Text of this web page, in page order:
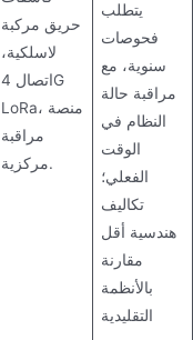
حريق مركبة
لاسلكية،
اتصال 4G
LoRa، منصة
مراقبة
مركزية.
يتطلب
فحوصات
سنوية، مع
مراقبة حالة
النظام في
الوقت
الفعلي؛
تكاليف
هندسية أقل
مقارنة
بالأنظمة
التقليدية